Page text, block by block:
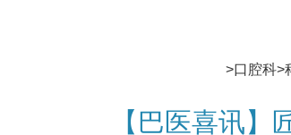
>口腔科>
【巴医喜讯